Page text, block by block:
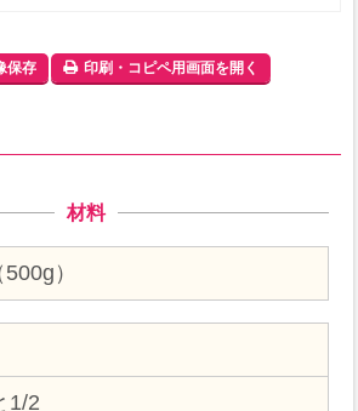
保存 印刷・コピペ用画面を開く
材料
）
1/2